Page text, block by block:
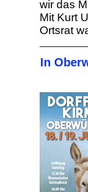
wir das
Mit Kurt
Ortsrat
In